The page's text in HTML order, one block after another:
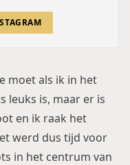
moet als ik in het
leuks is, maar er is
en ik raak het
werd dus tijd voor
in het centrum van